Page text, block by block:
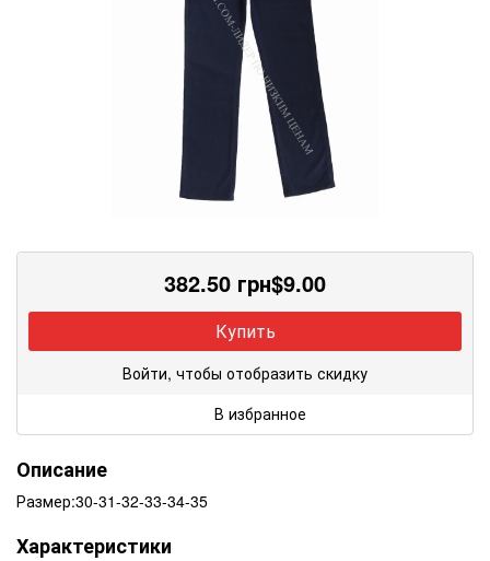
382.50 грн$9.00
Купить
Войти, чтобы отобразить скидку
В избранное
Описание
Размер:30-31-32-33-34-35
Характеристики